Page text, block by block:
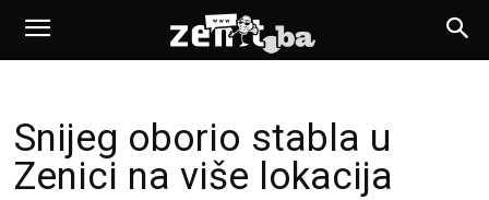
Snijeg oborio stabla u
Zenici na više lokacija